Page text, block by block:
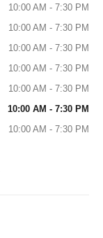
10:00 AM - 7:30 PM
10:00 AM - 7:30 PM
10:00 AM - 7:30 PM
10:00 AM - 7:30 PM
10:00 AM - 7:30 PM
10:00 AM - 7:30 PM
10:00 AM - 7:30 PM